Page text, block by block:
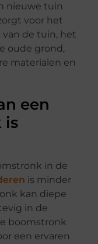
nieuwe tuin
voor het
van de tuin, het
oude grond,
materialen en
een
is
in de
is minder
kan diepe
in de
boomstronk
een ervaren